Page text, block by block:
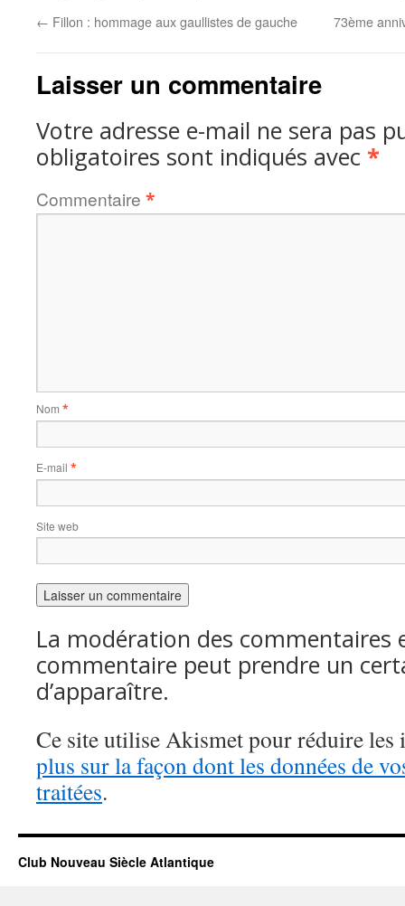
← Fillon : hommage aux gaullistes de gauche 73ème
Laisser un commentaire
Votre adresse e-mail ne sera pas
obligatoires sont indiqués avec *
Commentaire *
Nom *
E-mail *
Site web
La modération des commentaires
commentaire peut prendre un
d’apparaître.
Ce site utilise Akismet pour réduire les
plus sur la façon dont les données de
traitées.
Club Nouveau Siècle Atlantique